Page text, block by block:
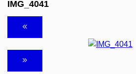
IMG_4041